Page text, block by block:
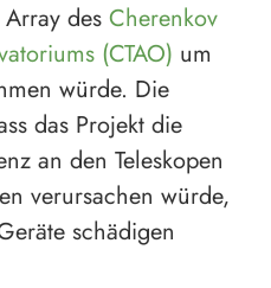
des Cherenkov
(CTAO) um
würde. Die
das Projekt die
an den Teleskopen
verursachen würde,
schädigen